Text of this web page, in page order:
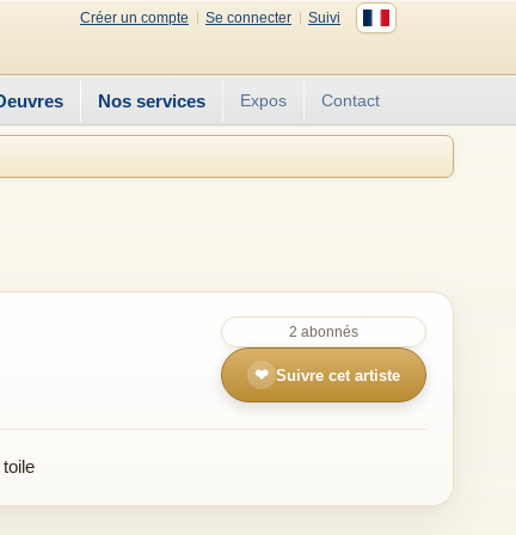
Créer un compte Se connecter
Suivi
Nos services Expos Contact
2 abonnés
❤ Suivre cet artiste